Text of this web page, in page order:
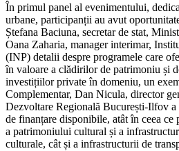
În primul panel al evenimentului,
urbane, participanții au avut
Ștefana Baciuna, secretar de stat,
Oana Zaharia, manager interimar,
(INP) detalii despre programele care
în valoare a clădirilor de patrimoniu și
investițiilor private în domeniu, un
Complementar, Dan Nicula, director
Dezvoltare Regională București-Ilfov
de finanțare disponibile, atât în ceea ce
a patrimoniului cultural și a
culturale, cât și a infrastructurii de